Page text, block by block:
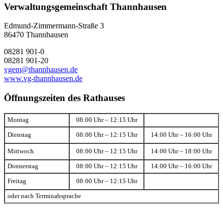
Verwaltungsgemeinschaft Thannhausen
Edmund-Zimmermann-Straße 3
86470 Thannhausen
08281 901-0
08281 901-20
vgem@thannhausen.de
www.vg-thannhausen.de
Öffnungszeiten des Rathauses
Montag 08:00 Uhr – 12:15 Uhr
Dienstag 08:00 Uhr – 12:15 Uhr 14:00 Uhr – 16:00 Uhr
Mittwoch 08:00 Uhr – 12:15 Uhr 14:00 Uhr – 18:00 Uhr
Donnerstag 08:00 Uhr – 12:15 Uhr 14:00 Uhr – 16:00 Uhr
Freitag 08:00 Uhr – 12:15 Uhr
oder nach Terminabsprache